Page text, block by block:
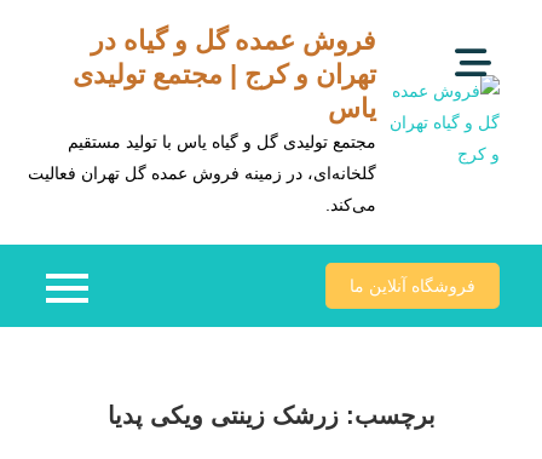
content
فروش عمده گل و گیاه در
تهران و کرج | مجتمع تولیدی
یاس
مجتمع تولیدی گل و گیاه یاس با تولید مستقیم
گلخانه‌ای، در زمینه فروش عمده گل تهران فعالیت
می‌کند.
فروشگاه آنلاین ما
برچسب:زرشک زینتی ویکی پدیا